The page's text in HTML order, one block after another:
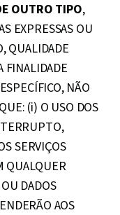
OUTRO TIPO,
EXPRESSAS OU
QUALIDADE
FINALIDADE
NÃO
(i) O USO DOS
SERVIÇOS
QUALQUER
DADOS
AOS